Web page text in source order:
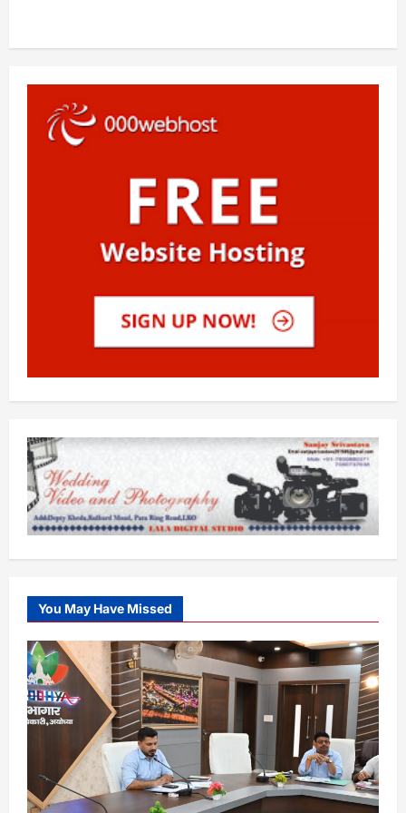
You May Have Missed